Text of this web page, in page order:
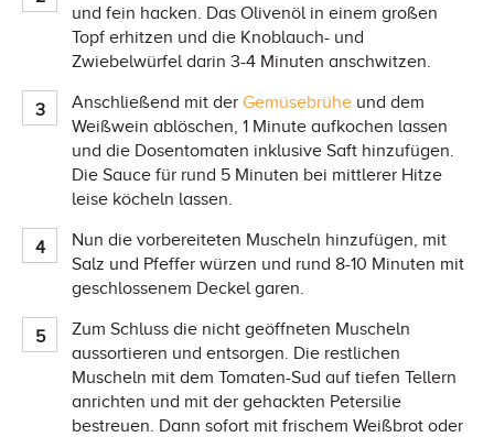
und fein hacken. Das Olivenöl in einem großen
Topf erhitzen und die Knoblauch- und
Zwiebelwürfel darin 3-4 Minuten anschwitzen.
Anschließend mit der Gemüsebrühe und dem
Weißwein ablöschen, 1 Minute aufkochen lassen
und die Dosentomaten inklusive Saft hinzufügen.
Die Sauce für rund 5 Minuten bei mittlerer Hitze
leise köcheln lassen.
Nun die vorbereiteten Muscheln hinzufügen, mit
Salz und Pfeffer würzen und rund 8-10 Minuten mit
geschlossenem Deckel garen.
Zum Schluss die nicht geöffneten Muscheln
aussortieren und entsorgen. Die restlichen
Muscheln mit dem Tomaten-Sud auf tiefen Tellern
anrichten und mit der gehackten Petersilie
bestreuen. Dann sofort mit frischem Weißbrot oder